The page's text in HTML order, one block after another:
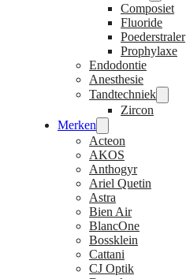
Composiet
Fluoride
Poederstraler
Prophylaxe
Endodontie
Anesthesie
Tandtechniek
Zircon
Merken
Acteon
AKOS
Anthogyr
Ariel Quetin
Astra
Bien Air
BlancOne
Bossklein
Cattani
CJ Optik